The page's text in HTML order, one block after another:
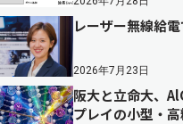
レーザー無線給
2026年7月23日
阪大と立命大、
プレイの小型・